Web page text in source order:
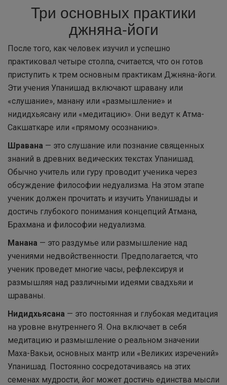
Три основных практики
джняна-йоги
После того, как человек изучил и успешно
практиковал четыре столпа, считается, что он готов
приступить к трем основным практикам Джняна-йоги.
Эти учения Упанишад включают шравану или
«слушание», манану или «размышление» и
нидидхьясану или «медитацию». Они ведут к Атма-
Сакшаткаре или «прямому осознанию».
Шравана — это слушание или познание священных
знаний в древних ведических текстах Упанишад.
Обычно учитель или гуру проводит ученика через
обсуждение философии недуализма. На этом этапе
ученик должен прочитать и изучить Упанишады и
достичь глубокого понимания концепций Атмана,
Брахмана и философии недуализма.
Манана — это раздумье или размышление над
учениями недвойственности. Предполагается, что
ученик проведет многие часы, рефлексируя и
размышляя над различными идеями свадхьяи и
шраваны.
Нидидхьясана — это постоянная и глубокая медитация
на уровне внутреннего Я. Она включает в себя
медитацию и размышление о реальном значении
Маха-Вакьи, основных мантр или «Великих изречений»
Упанишад. Постоянно сосредотачиваясь на этих
семенах мудрости, йог может достичь единства мысли